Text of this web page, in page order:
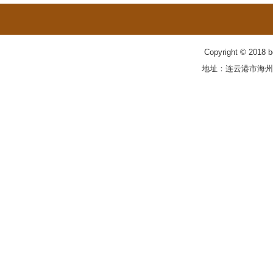
Copyright © 2018
地址：连云港市海